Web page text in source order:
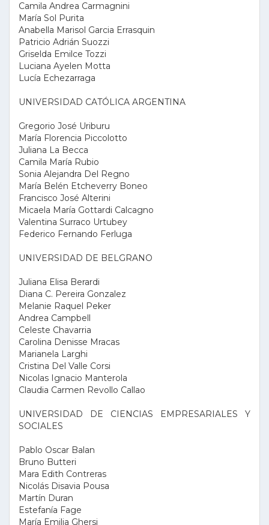
Camila Andrea Carmagnini
María Sol Purita
Anabella Marisol Garcia Errasquin
Patricio Adrián Suozzi
Griselda Emilce Tozzi
Luciana Ayelen Motta
Lucía Echezarraga
UNIVERSIDAD CATÓLICA ARGENTINA
Gregorio José Uriburu
María Florencia Piccolotto
Juliana La Becca
Camila María Rubio
Sonia Alejandra Del Regno
María Belén Etcheverry Boneo
Francisco José Alterini
Micaela María Gottardi Calcagno
Valentina Surraco Urtubey
Federico Fernando Ferluga
UNIVERSIDAD DE BELGRANO
Juliana Elisa Berardi
Diana C. Pereira Gonzalez
Melanie Raquel Peker
Andrea Campbell
Celeste Chavarria
Carolina Denisse Mracas
Marianela Larghi
Cristina Del Valle Corsi
Nicolas Ignacio Manterola
Claudia Carmen Revollo Callao
UNIVERSIDAD DE CIENCIAS EMPRESARIALES Y
SOCIALES
Pablo Oscar Balan
Bruno Butteri
Mara Edith Contreras
Nicolás Disavia Pousa
Martín Duran
Estefanía Fage
María Emilia Ghersi